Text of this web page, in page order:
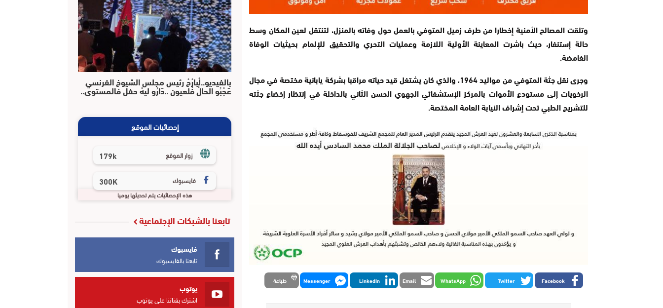
وتلقت المصالح الأمنية إخطارا من طرف زميل المتوفي بالعمل حول وفاته بالمنزل، لتنتقل لعين المكان وسط
حالة إستنفار، حيث باشرت المعاينة الأولية اللازمة وعمليات التحري والتحقيق للإلمام بحيثيات الوفاة
الغامضة.
وجرى نقل جثة المتوفي من مواليد 1964، والذي كان يشتغل قيد حياته مراقبا بشركة يابانية مختصة في مجال
الرخويات إلى مستودع الأموات بالمركز الإستشفائي الجهوي الحسن الثاني بالداخلة في إنتظار إخضاع جثته
للتشريح الطبي تحت إشراف النيابة العامة المختصة.
Facebook
Twitter
WhatsApp
Email
LinkedIn
Messenger طباعة
بالفيديو..لْبارْحْ رئيس مجلس الشيوخ الفرنسي
عَجْبُو الحالْ فْلعيون ..دَارُو ليهْ حفل فالمستوى..
إحصائيات الموقع
زوار الموقع 179k
فايسبوك 300K
هذه الإحصائيات يتم تحديثها يوميا
تابعنا بالشبكات الإجتماعية
فايسبوك
تابعنا بالفايسبوك
يوتوب
اشترك بقناتنا على يوتوب